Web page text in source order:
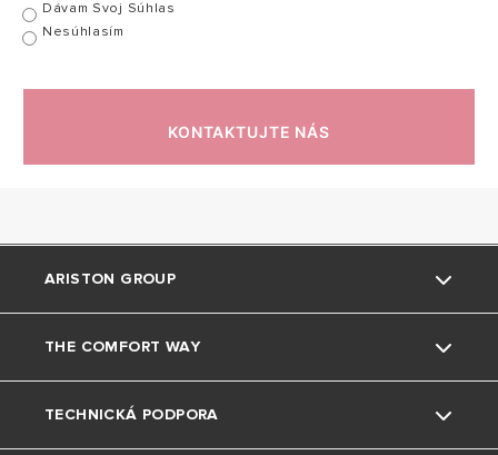
Dávam Svoj Súhlas
Nesúhlasím
KONTAKTUJTE NÁS
ARISTON GROUP
Kto sme
Skupina
THE COMFORT WAY
Triky a tipy
TECHNICKÁ PODPORA